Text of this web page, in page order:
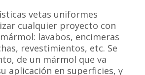
vetas uniformes
cualquier proyecto con
lavabos, encimeras
revestimientos, etc. Se
de un mármol que va
aplicación en superficies, y